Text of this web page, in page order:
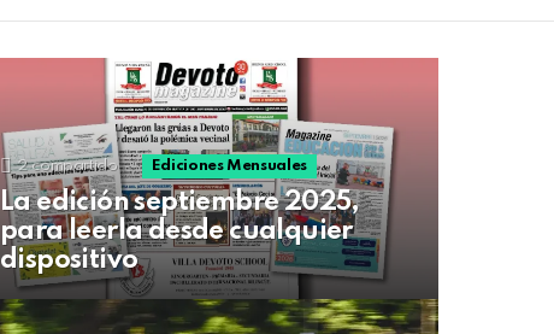
2 compartido Ediciones Mensuales
La edición septiembre 2025,
para leerla desde cualquier
dispositivo